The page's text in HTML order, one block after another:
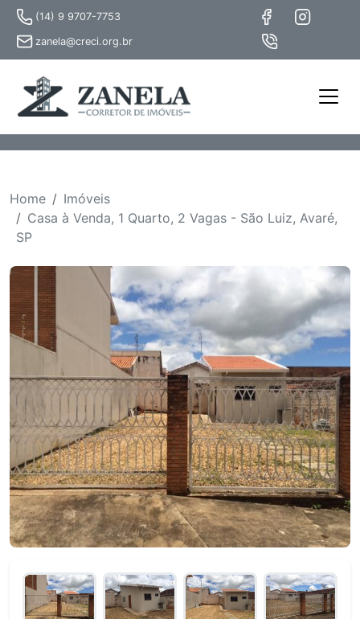
(14) 9 9707-7753
zanela@creci.org.br
Home
Imóveis
Casa à Venda, 1 Quarto, 2 Vagas - São Luiz, Avaré,
SP